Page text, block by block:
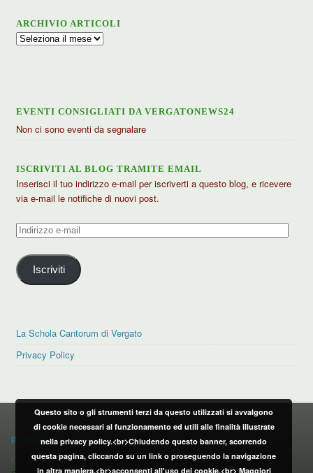
ARCHIVIO ARTICOLI
Archivio
EVENTI CONSIGLIATI DA VERGATONEWS24
Non ci sono eventi da segnalare
ISCRIVITI AL BLOG TRAMITE EMAIL
Inserisci il tuo indirizzo e-mail per iscriverti a questo blog, e ricevere
via e-mail le notifiche di nuovi post.
Indirizzo
mail
Iscriviti
La Schola Cantorum di Vergato
Privacy Policy
PRIVACY POLICY
privacy policy
CONTATTI:
Questo sito o gli strumenti terzi da questo utilizzati si avvalgono
di cookie necessari al funzionamento ed utili alle finalità illustrate
nella privacy policy.<br>Chiudendo questo banner, scorrendo
questa pagina, cliccando su un link o proseguendo la navigazione
in altra maniera,<br>acconsenti all'uso dei cookie.<br> Maggiori